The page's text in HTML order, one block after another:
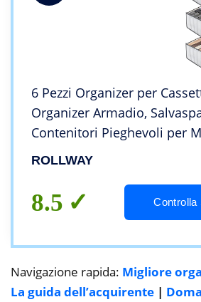
6 Pezzi Organizer per
Organizer Armadio,
Contenitori Pieghevoli per
Biancheria Intima, 7 Grid,
ROLLWAY
8.5 Controlla
Navigazione rapida: Migliore
La guida dell’acquirente |